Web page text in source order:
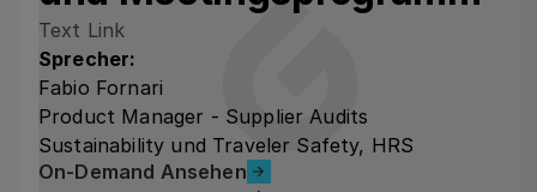
Text Link
Sprecher:
Fabio Fornari
Product Manager - Supplier Audits
Sustainability und Traveler Safety, HRS
On-Demand Ansehen
On-Demand Ansehen